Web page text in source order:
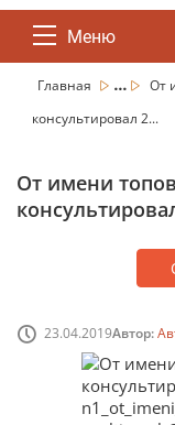
Меню
Главная ...
От
консультировал 2...
От имени
23.04.2019Автор: